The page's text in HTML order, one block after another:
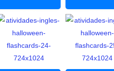
ATIVIDADE ATIVIDADE